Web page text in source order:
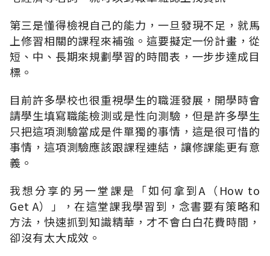
第三是懂得檢視自己的能力，一旦發現不足，就馬
上修習相關的課程來補強。這要擬定一份計畫，從
短、中、長期來規劃學習的時間表，一步步達成目
標。
目前許多學校也很重視學生的職涯發展，開學時會
請學生填寫職能檢測或是性向測驗，但是許多學生
只把這項測驗當成是件單獨的事情，這是很可惜的
事情，這項測驗應該跟課程連結，讓修課能更有意
義。
我想分享的另一堂課是「如何拿到A（How to
Get A）」，在這堂課我學習到，念書要有策略和
方法，快速抓到知識精華，才不會白白花費時間，
卻沒有太大成效。